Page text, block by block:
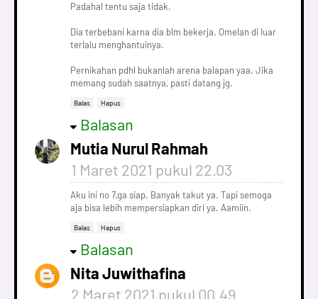
Padahal tentu saja tidak.
Dia terbebani karna dia blm bekerja. Omelan di luar
terlalu menghantuinya.
Pernikahan pdhl bukanlah arena balapan yaa. Jika
memang sudah saatnya, pasti datang jg.
Balas Hapus
Balasan
Mutia Nurul Rahmah
1 Maret 2021 pukul 22.03
Aku ini no 7,ga siap. Banyak takut ya. Tapi semoga
aja bisa lebih mempersiapkan diri ya. Aamiin.
Balas Hapus
Balasan
Nita Juwithafina
2 Maret 2021 pukul 00.49